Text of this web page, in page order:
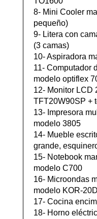
8- Mini Cooler
pequeño)
9- Litera con
(3 camas)
10- Aspiradora
11- Computador
modelo optiflex
12- Monitor LCD
TFT20W90SP +
13- Impresora
modelo 3805
14- Mueble
grande,
15- Notebook
modelo C700
16- Microondas
modelo KOR-
17- Cocina
18- Horno